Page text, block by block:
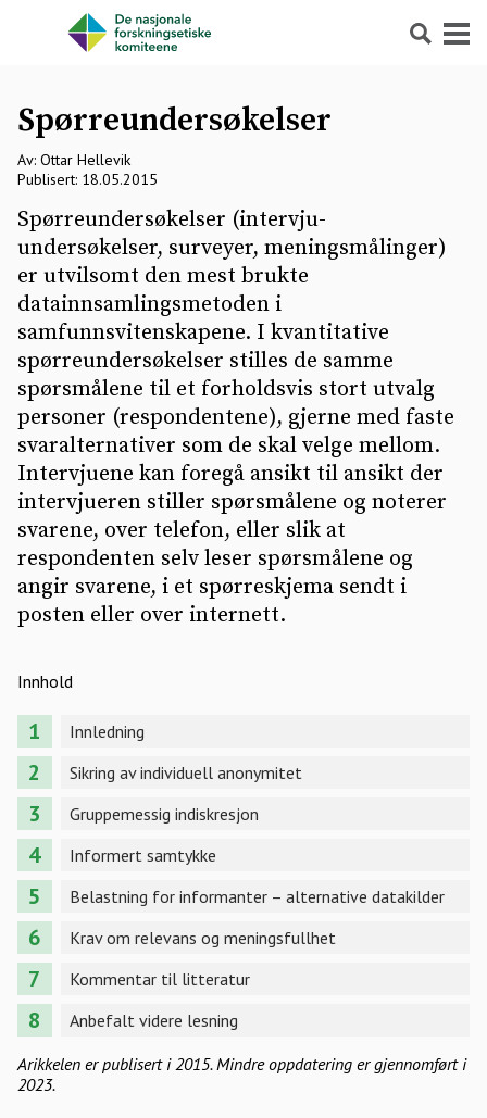
Søk Meny
Spørreundersøkelser
Av: Ottar Hellevik
Publisert: 18.05.2015
Spørreundersøkelser (intervju-
undersøkelser, surveyer, meningsmålinger)
er utvilsomt den mest brukte
datainnsamlingsmetoden i
samfunnsvitenskapene. I kvantitative
spørreundersøkelser stilles de samme
spørsmålene til et forholdsvis stort utvalg
personer (respondentene), gjerne med faste
svaralternativer som de skal velge mellom.
Intervjuene kan foregå ansikt til ansikt der
intervjueren stiller spørsmålene og noterer
svarene, over telefon, eller slik at
respondenten selv leser spørsmålene og
angir svarene, i et spørreskjema sendt i
posten eller over internett.
Innhold
Innledning
Sikring av individuell anonymitet
Gruppemessig indiskresjon
Informert samtykke
Belastning for informanter – alternative datakilder
Krav om relevans og meningsfullhet
Kommentar til litteratur
Anbefalt videre lesning
Arikkelen er publisert i 2015. Mindre oppdatering er gjennomført i
2023.